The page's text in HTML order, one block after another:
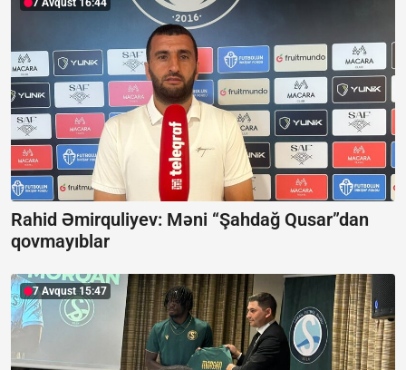
Rahid Əmirquliyev: Məni “Şahdağ Qusar”dan
qovmayıblar
7 Avqust 15:47